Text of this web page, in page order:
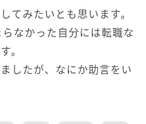
てみたいとも思います。
なかった自分には転職な
。
したが、なにか助言をい